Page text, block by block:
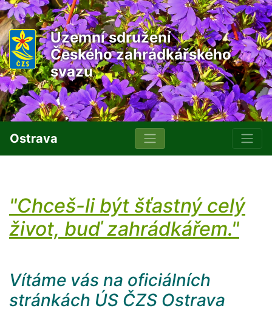
Územní sdružení
Českého zahrádkářského
svazu
Ostrava
"Chceš-li být šťastný celý
život, buď zahrádkářem."
Vítáme vás na oficiálních
stránkách ÚS ČZS Ostrava